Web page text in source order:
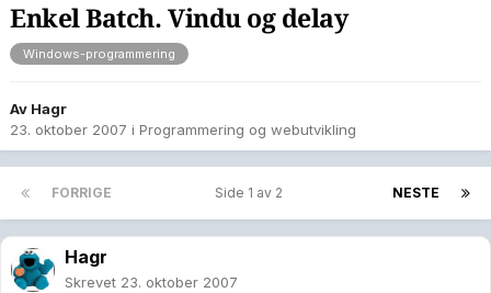
Enkel Batch. Vindu og delay
Windows-programmering
Av Hagr
23. oktober 2007 i Programmering og webutvikling
FORRIGE NESTE
Side 1 av 2
Hagr
Skrevet 23. oktober 2007